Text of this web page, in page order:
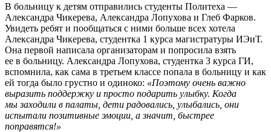
В больницу к детям отправились студенты Политеха —
Александра Чикерева, Александра Лопухова и Глеб Фарков.
Увидеть ребят и пообщаться с ними больше всех хотела
Александра Чикерева, студентка 1 курса магистратуры ИЭиТ.
Она первой написала организаторам и попросила взять
ее в больницу. Александра Лопухова, студентка 3 курса ГИ,
вспомнила, как сама в третьем классе попала в больницу и как
ей тогда было грустно и одиноко: «Поэтому очень важно
выразить поддержку и просто подарить улыбку. Когда
мы заходили в палаты, дети радовались, улыбались, они
испытали позитивные эмоции, а значит, быстрее
поправятся!»